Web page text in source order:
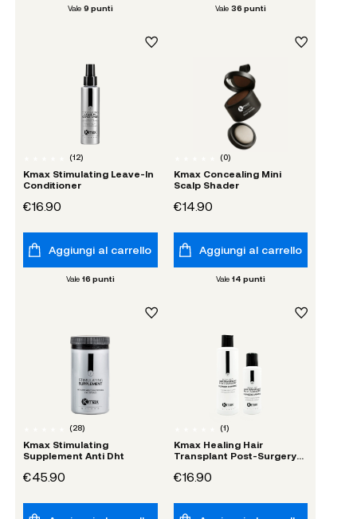
Vale 9 punti Vale 36 punti
(12)
Kmax Stimulating Leave-In
Conditioner
€16.90
Aggiungi al carrello
Vale 16 punti
(0)
Kmax Concealing Mini
Scalp Shader
€14.90
Aggiungi al carrello
Vale 14 punti
(28)
Kmax Stimulating
Supplement Anti Dht
€45.90
(1)
Kmax Healing Hair
Transplant Post-Surgery
€16.90